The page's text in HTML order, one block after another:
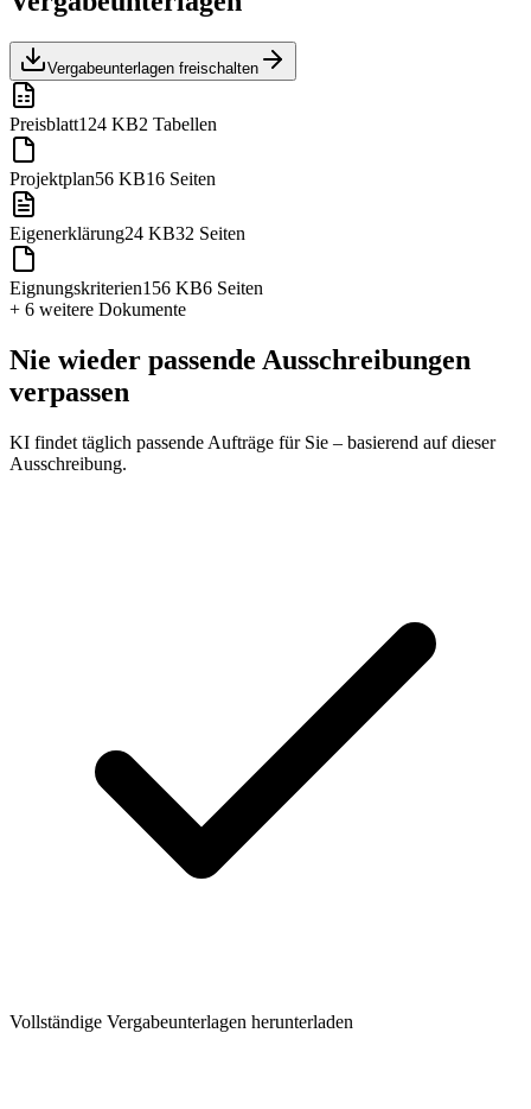
Vergabeunterlagen freischalten
Preisblatt124 KB2 Tabellen
Projektplan56 KB16 Seiten
Eigenerklärung24 KB32 Seiten
Eignungskriterien156 KB6 Seiten
+ 6 weitere Dokumente
Nie wieder passende Ausschreibungen
verpassen
KI findet täglich passende Aufträge für Sie – basierend auf dieser
Ausschreibung.
Vollständige Vergabeunterlagen herunterladen